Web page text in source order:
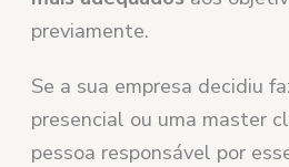
previamente.
Se a sua empresa decidiu
presencial ou uma master
pessoa responsável por